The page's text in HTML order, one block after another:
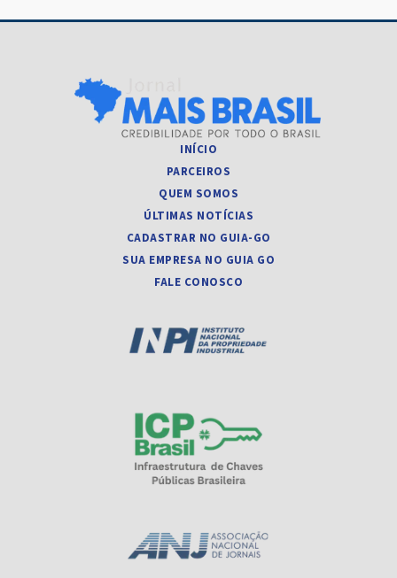
INÍCIO
PARCEIROS
QUEM SOMOS
ÚLTIMAS NOTÍCIAS
CADASTRAR NO GUIA-GO
SUA EMPRESA NO GUIA GO
FALE CONOSCO